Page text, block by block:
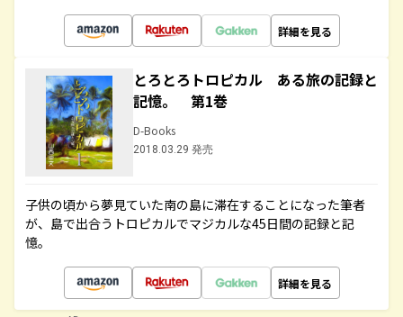
詳細を見る
とろとろトロピカル ある旅の記録と
記憶。 第1巻
D-Books
2018.03.29 発売
子供の頃から夢見ていた南の島に滞在することになった筆者
が、島で出合うトロピカルでマジカルな45日間の記録と記
憶。
詳細を見る